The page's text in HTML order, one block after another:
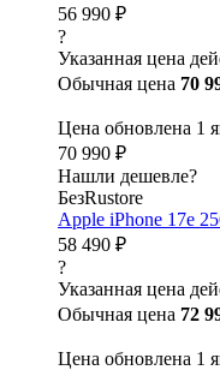
56 990 ₽
?
Указанная цена
Обычная цена 70
Цена обновлена 1
70 990 ₽
Нашли дешевле?
БезRustore
Apple iPhone 17e
58 490 ₽
?
Указанная цена
Обычная цена 72
Цена обновлена 1